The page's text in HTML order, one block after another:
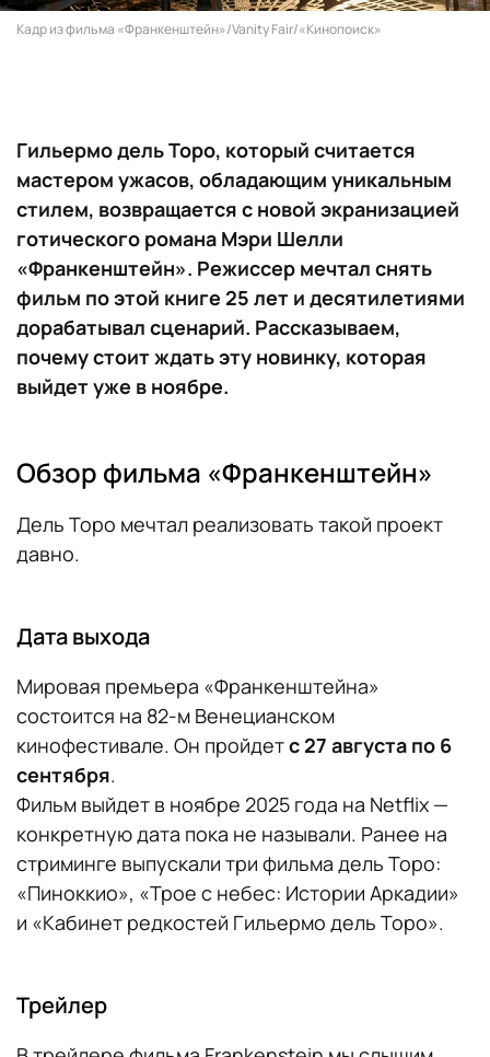
Кадр из фильма «Франкенштейн»/Vanity Fair/«Кинопоиск»
Гильермо дель Торо, который считается
мастером ужасов, обладающим уникальным
стилем, возвращается с новой экранизацией
готического романа Мэри Шелли
«Франкенштейн». Режиссер мечтал снять
фильм по этой книге 25 лет и десятилетиями
дорабатывал сценарий. Рассказываем,
почему стоит ждать эту новинку, которая
выйдет уже в ноябре.
Обзор фильма «Франкенштейн»
Дель Торо мечтал реализовать такой проект
давно.
Дата выхода
Мировая премьера «Франкенштейна»
состоится на 82-м Венецианском
кинофестивале. Он пройдетс 27 августа по 6
сентября.
Фильм выйдет в ноябре 2025 года на Netflix —
конкретную дата пока не называли. Ранее на
стриминге выпускали три фильма дель Торо:
«Пиноккио», «Трое с небес: Истории Аркадии»
и «Кабинет редкостей Гильермо дель Торо».
Трейлер